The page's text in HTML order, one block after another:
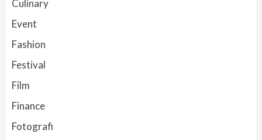
Culinary
Event
Fashion
Festival
Film
Finance
Fotografi